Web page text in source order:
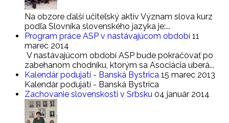
Na obzore ďalší učiteľský aktív Význam slova kurz
podľa Slovníka slovenského jazyka je:...
Program práce ASP v nastávajúcom období 11
marec 2014
V nastávajúcom období ASP bude pokračovať po
zabehanom chodníku, ktorým sa Asociácia uberá...
Kalendár podujatí - Banská Bystrica 15 marec 2013
Kalendár podujatí - Banská Bystrica
Zachovanie slovenskosti v Srbsku 04 január 2014